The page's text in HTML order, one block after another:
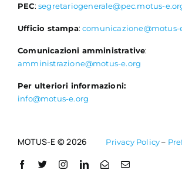
PEC: segretariogenerale@pec.motus-
Ufficio stampa:comunicazione@motus-
Comunicazioni amministrative:
amministrazione@motus-e.org
Per ulteriori informazioni:
info@motus-e.org
MOTUS-E © 2026 Privacy Policy–